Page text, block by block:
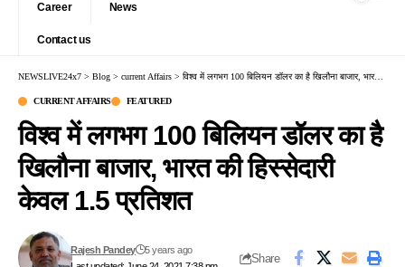
Career News
Contact us
NEWSLIVE24x7 > Blog > current Affairs > विश्व में लगभग 100 बिलियन डॉलर का है खिलौना बाजार, भारत की हिस्सेदारी केवल 1.5 प्रतिशत
CURRENT AFFAIRS FEATURED
विश्व में लगभग 100 बिलियन डॉलर का है
खिलौना बाजार, भारत की हिस्सेदारी
केवल 1.5 प्रतिशत
Rajesh Pandey 5 years ago
Share